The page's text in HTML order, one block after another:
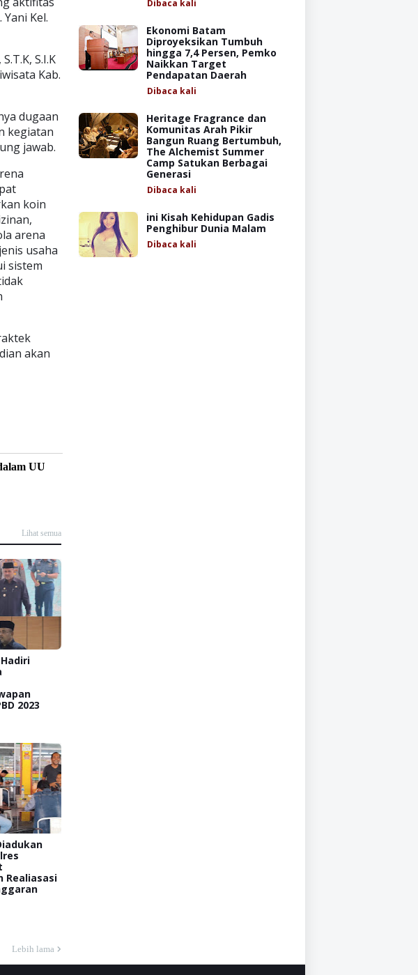
Kel.
S.I.K
Kab.
dugaan
kegiatan
jawab.
koin
arena
usaha
sistem
akan
UU
Lihat semua
2023
Realiasasi
Lebih lama
Dibaca kali
Ekonomi Batam
Diproyeksikan Tumbuh
hingga 7,4 Persen, Pemko
Naikkan Target
Pendapatan Daerah
Dibaca kali
Heritage Fragrance dan
Komunitas Arah Pikir
Bangun Ruang Bertumbuh,
The Alchemist Summer
Camp Satukan Berbagai
Generasi
Dibaca kali
ini Kisah Kehidupan Gadis
Penghibur Dunia Malam
Dibaca kali